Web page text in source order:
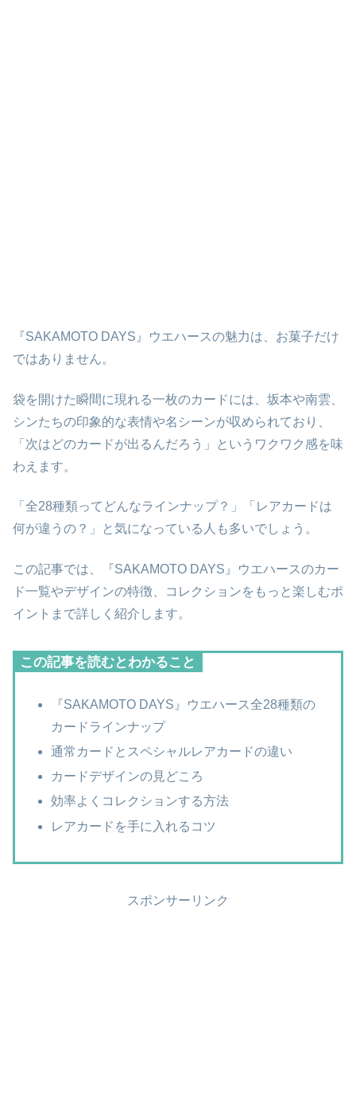
『SAKAMOTO DAYS』ウエハースの魅力は、お菓子だけ
ではありません。
袋を開けた瞬間に現れる一枚のカードには、坂本や南雲、
シンたちの印象的な表情や名シーンが収められており、
「次はどのカードが出るんだろう」というワクワク感を味
わえます。
「全28種類ってどんなラインナップ？」「レアカードは
何が違うの？」と気になっている人も多いでしょう。
この記事では、『SAKAMOTO DAYS』ウエハースのカー
ド一覧やデザインの特徴、コレクションをもっと楽しむポ
イントまで詳しく紹介します。
この記事を読むとわかること
『SAKAMOTO DAYS』ウエハース全28種類の
カードラインナップ
通常カードとスペシャルレアカードの違い
カードデザインの見どころ
効率よくコレクションする方法
レアカードを手に入れるコツ
スポンサーリンク